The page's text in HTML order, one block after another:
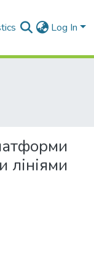
Log In
лініями